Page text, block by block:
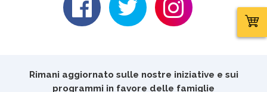
Rimani aggiornato sulle nostre iniziative e sui
programmi in favore delle famiglie